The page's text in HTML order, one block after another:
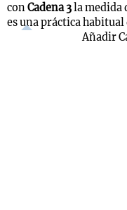
conCadena 3la medida
es una práctica
Añadir